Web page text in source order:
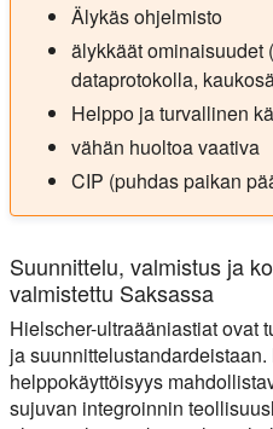
Älykäs ohjelmisto
älykkäät ominaisuudet
dataprotokolla,
Helppo ja turvallinen
vähän huoltoa vaativa
CIP (puhdas paikan
Suunnittelu, valmistus ja
valmistettu Saksassa
Hielscher-ultraääniastiat ovat
ja
helppokäyttöisyys
sujuvan integroinnin